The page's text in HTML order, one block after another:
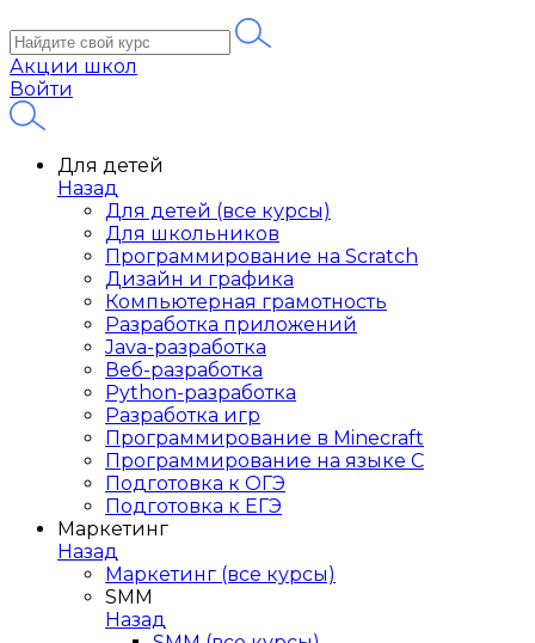
Акции школ
Войти
Для детей
Назад
Для детей (все курсы)
Для школьников
Программирование на Scratch
Дизайн и графика
Компьютерная грамотность
Разработка приложений
Java-разработка
Веб-разработка
Python-разработка
Разработка игр
Программирование в Minecraft
Программирование на языке C
Подготовка к ОГЭ
Подготовка к ЕГЭ
Маркетинг
Назад
Маркетинг (все курсы)
SMM
Назад